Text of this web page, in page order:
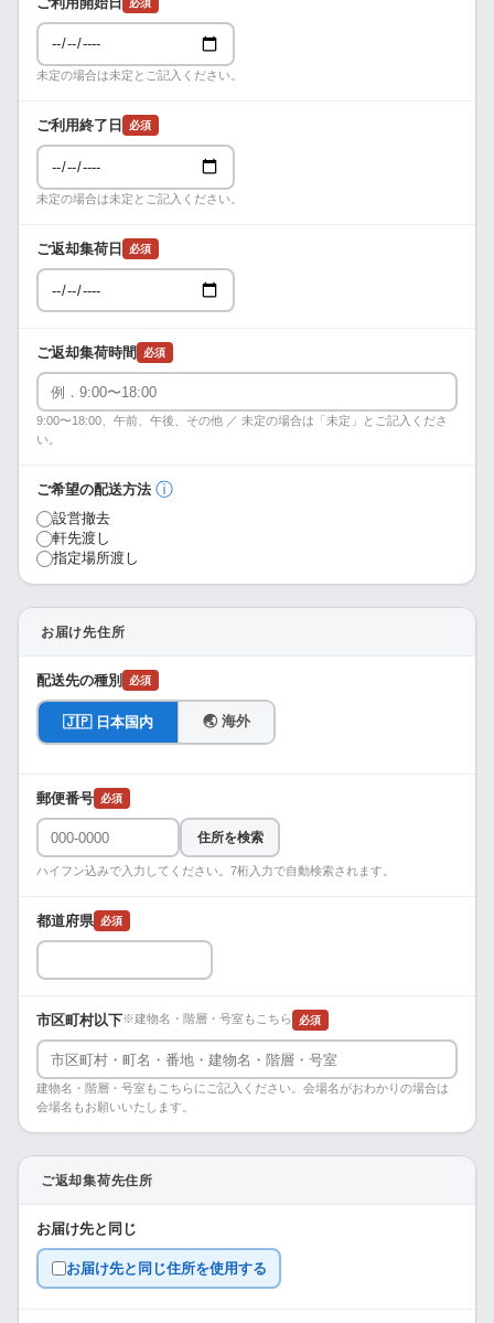
未定の場合は未定とご記入ください。
ご利用終了日 必須
未定の場合は未定とご記入ください。
ご返却集荷日 必須
ご返却集荷時間 必須
9:00〜18:00、午前、午後、その他 ／ 未定の場合は「未定」とご記入くださ
い。
ご希望の配送方法 ⓘ
設営撤去
軒先渡し
指定場所渡し
お届け先住所
配送先の種別 必須
🇯🇵 日本国内 🌏 海外
郵便番号 必須
住所を検索
ハイフン込みで入力してください。7桁入力で自動検索されます。
都道府県 必須
市区町村以下※建物名・階層・号室もこちら 必須
建物名・階層・号室もこちらにご記入ください。会場名がおわかりの場合は
会場名もお願いいたします。
ご返却集荷先住所
お届け先と同じ
お届け先と同じ住所を使用する